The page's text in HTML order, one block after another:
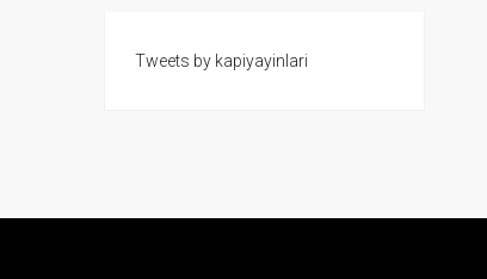
Tweets by kapiyayinlari